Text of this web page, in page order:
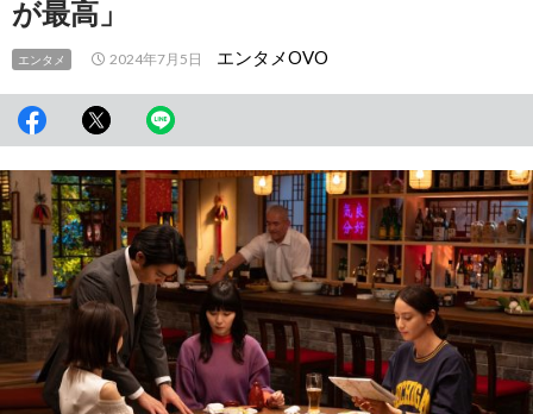
が最高」
エンタメ 2024年7月5日 エンタメOVO